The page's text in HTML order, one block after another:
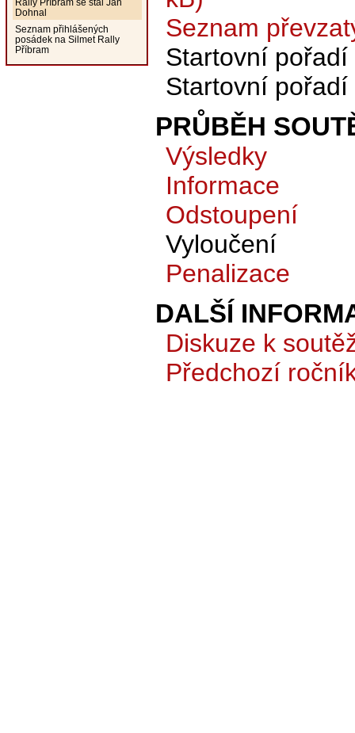
Rally Příbram se stal Jan
Dohnal
Seznam přihlášených
posádek na Silmet Rally
Příbram
Seznam
Startovní pořadí
Startovní pořadí
PRŮBĚH
Výsledky
Informace
Odstoupení
Vyloučení
Penalizace
DALŠÍ
Diskuze k
Předchozí